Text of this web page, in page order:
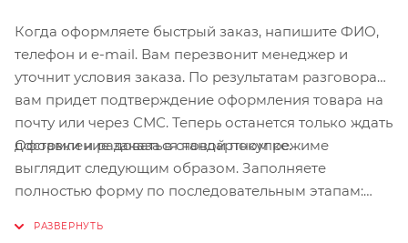
Когда оформляете быстрый заказ, напишите ФИО,
телефон и e-mail. Вам перезвонит менеджер и
уточнит условия заказа. По результатам разговора
вам придет подтверждение оформления товара на
почту или через СМС. Теперь останется только ждать
доставки и радоваться новой покупке.
Оформление заказа в стандартном режиме
выглядит следующим образом. Заполняете
полностью форму по последовательным этапам: